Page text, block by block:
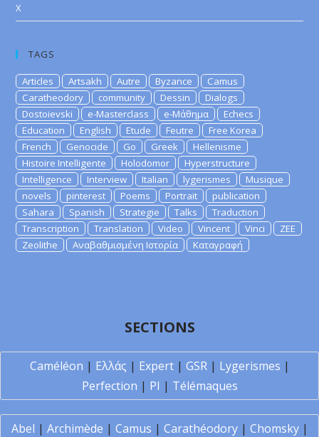
X
TAGS
Articles Artsakh Autre Byzance
Camus
Caratheodory
community Dessin
Dialogs
Dostoievski
e-Masterclass e-Μάθημα
Echecs
Education
English Etude Feutre
Free Korea
French
Genocide Go Greek
Hellenisme
Histoire Intelligente
Holodomor
Hyperstructure
Intelligence
Interview Italian lygerismes
Musique
novels
pinterest Poems Portrait
publication
Sahara
Spanish Strategie Talks
Traduction
Transcription
Translation Video Vincent Vinci
ZEE
Zeolithe
Αναβαθμισμένη Ιστορία Καταγραφή
SECTIONS
Caméléon | Ελλάς | Expert| GSR| Lygerismes |
Perfection | PI | Télémaques
Abel | Archimède | Camus | Carathéodory| Chomsky|